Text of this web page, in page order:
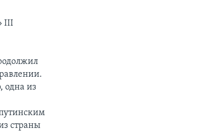
III
одна из
страны